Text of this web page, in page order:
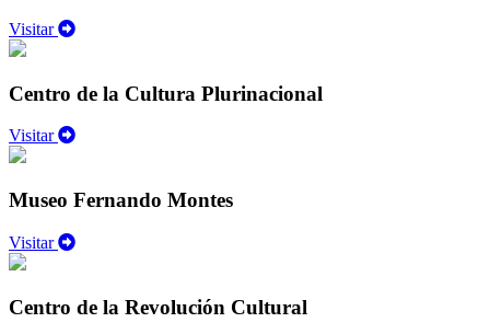
Visitar
Centro de la Cultura Plurinacional
Visitar
Museo Fernando Montes
Visitar
Centro de la Revolución Cultural